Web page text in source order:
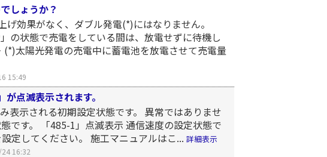
しょうか？
効果がなく、ダブル発電(*)にはなりません。
の状態で売電をしている間は、放電せずに待機し
太陽光発電の売電中に蓄電池を放電させて売電量
15:49
点滅表示されます。
表示される初期設定状態です。 異常ではありませ
です。 「485-1」点滅表示 通信速度の設定状態で
定してください。 施工マニュアルはこ... 詳細表示
16:32